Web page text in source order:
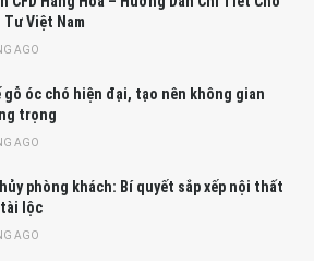
Tư Việt Nam
AGO
gỗ óc chó hiện đại, tạo nên không gian
trọng
AGO
phòng khách: Bí quyết sắp xếp nội thất
lộc
AGO